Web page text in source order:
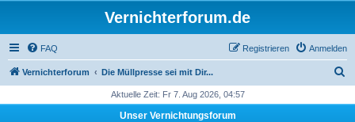
Vernichterforum.de
FAQ Anmelden
Registrieren
Vernichterforum Die Müllpresse sei mit Dir...
Aktuelle Zeit: Fr 7. Aug 2026, 04:57
Unser Vernichtungsforum